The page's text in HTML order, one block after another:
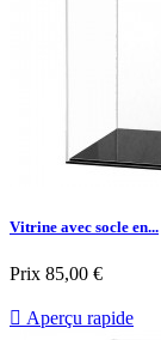
Vitrine avec socle en...
Prix 85,00 €
 Aperçu rapide